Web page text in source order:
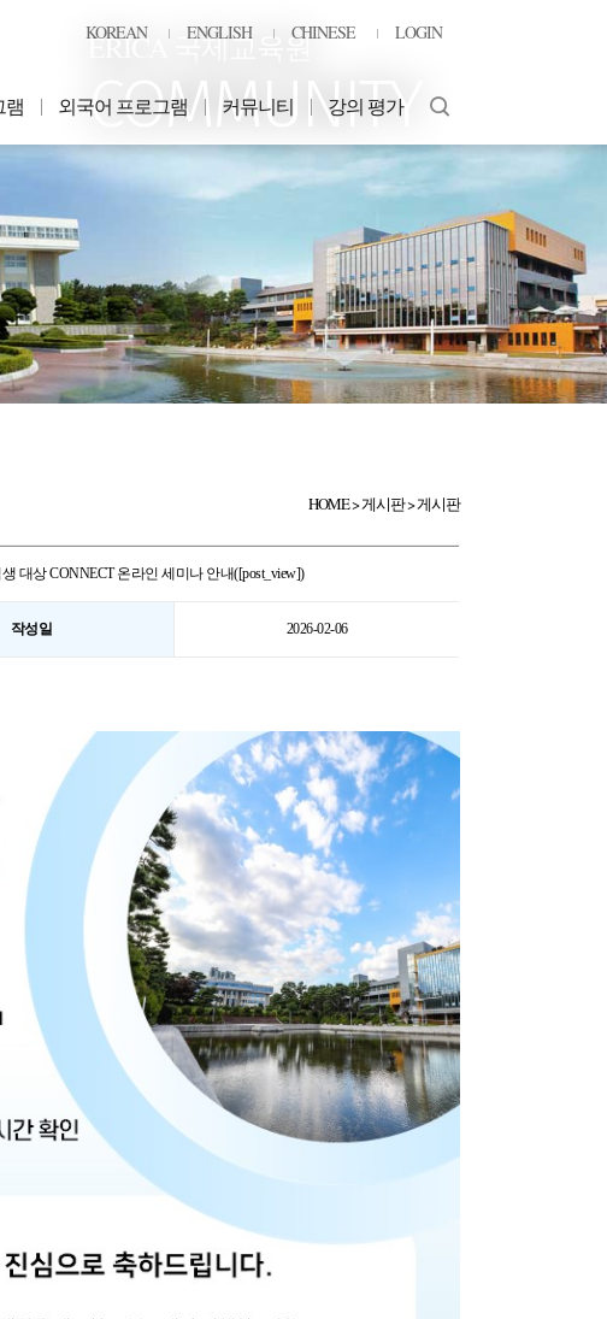
KOREAN ENGLISH CHINESE LOGIN
램 외국어 프로그램 커뮤니티 강의 평가
ERICA 국제교육원
COMMUNITY
HOME>게시판>게시판
대상 CONNECT 온라인 세미나 안내([post_view])
작성일 2026-02-06